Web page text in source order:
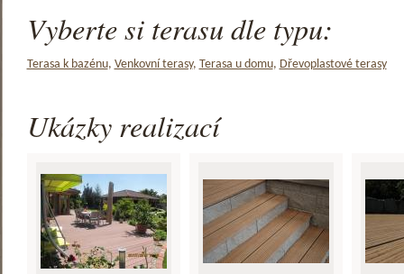
Vyberte si terasu dle typu:
Terasa k bazénu, Venkovní terasy, Terasa u domu, Dřevoplastové terasy
Ukázky realizací